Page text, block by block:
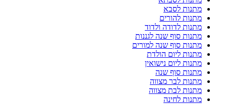
מתנות לסבא
מתנות להורים
מתנות לדודה ולדוד
מתנות סוף שנה לגננות
מתנות סוף שנה למורים
מתנות ליום הולדת
מתנות ליום נישואין
מתנות סוף שנה
מתנות לבר מצווה
מתנות לבת מצווה
מתנות לחינה